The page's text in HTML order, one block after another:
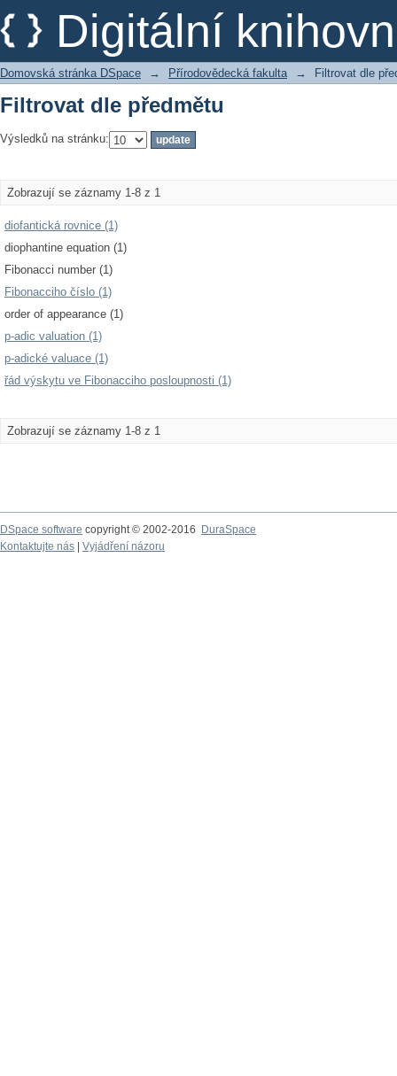
Digitální
Filtrovat dle předmětu
Domovská stránka DSpace → Přírodovědecká fakulta → Filtrovat dle
Filtrovat dle předmětu
Výsledků na stránku:
Zobrazují se záznamy 1-8 z 1
diofantická rovnice (1)
diophantine equation (1)
Fibonacci number (1)
Fibonacciho číslo (1)
order of appearance (1)
p-adic valuation (1)
p-adické valuace (1)
řád výskytu ve Fibonacciho posloupnosti (1)
Zobrazují se záznamy 1-8 z 1
DSpace software copyright © 2002-2016
DuraSpace
Kontaktujte nás
Vyjádření názoru